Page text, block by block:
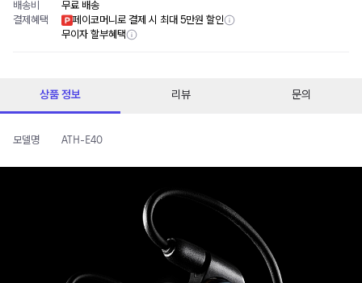
배송비
무료 배송
결제혜택
페이코머니로 결제 시 최대 5만원 할인
무이자 할부혜택
상품 정보 리뷰 문의
모델명 ATH-E40